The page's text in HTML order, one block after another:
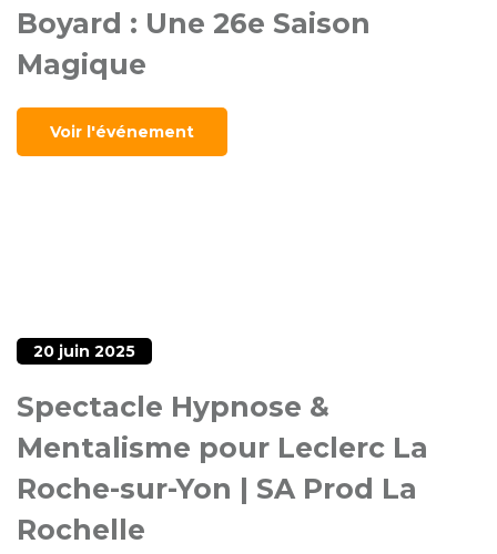
Boyard : Une 26e Saison
Magique
Voir l'événement
20 juin 2025
Spectacle Hypnose &
Mentalisme pour Leclerc La
Roche-sur-Yon | SA Prod La
Rochelle